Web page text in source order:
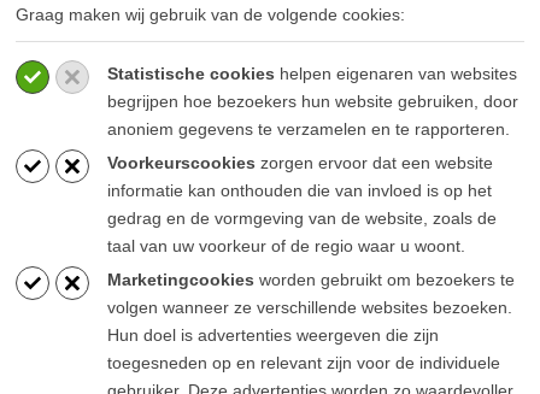
Graag maken wij gebruik van de volgende cookies:
Statistische cookies helpen eigenaren van websites
begrijpen hoe bezoekers hun website gebruiken, door
anoniem gegevens te verzamelen en te rapporteren.
Voorkeurscookies zorgen ervoor dat een website
informatie kan onthouden die van invloed is op het
gedrag en de vormgeving van de website, zoals de
taal van uw voorkeur of de regio waar u woont.
Marketingcookies worden gebruikt om bezoekers te
volgen wanneer ze verschillende websites bezoeken.
Hun doel is advertenties weergeven die zijn
toegesneden op en relevant zijn voor de individuele
gebruiker. Deze advertenties worden zo waardevoller
BETAALWIJZEN
BLIJF OP DE HOOGTE